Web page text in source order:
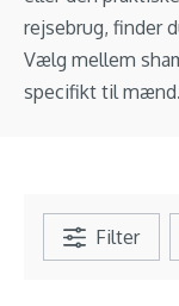
rejsebrug, finder
Vælg mellem
specifikt til mænd.
Filter